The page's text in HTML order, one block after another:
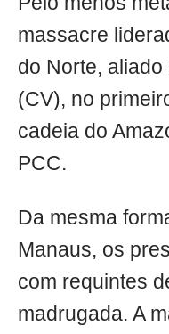
massacre
do Norte,
(CV), no
cadeia do
PCC.
Da mesma
Manaus, os
com requintes
madrugada. A